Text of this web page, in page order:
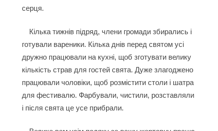
серця.
Кілька тижнів підряд, члени громади збирались і
готували вареники. Кілька днів перед святом усі
дружно працювали на кухні, щоб зготувати велику
кількість страв для гостей свята. Дуже злагоджено
працювали чоловіки, щоб розмістити столи і шатра
для фестивалю. Фарбували, чистили, розставляли
і після свята це усе прибрали.